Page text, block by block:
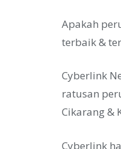
Apakah
terbaik &
Cyberlink
ratusan
Cikarang &
Cyberlink